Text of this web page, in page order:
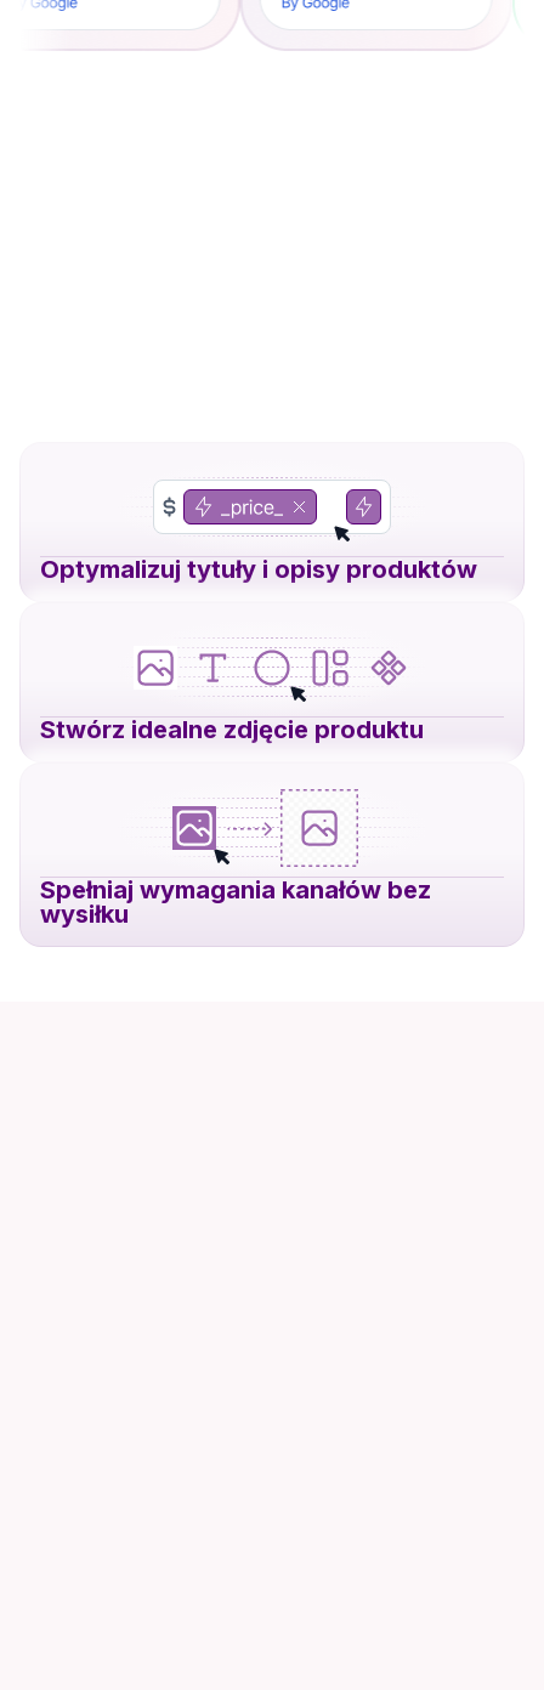
Optymalizuj tytuły i opisy produktów
Stwórz idealne zdjęcie produktu
Spełniaj wymagania kanałów bez
wysiłku